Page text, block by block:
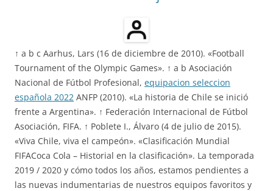
↑ a b c Aarhus, Lars (16 de diciembre de 2010). «Football
Tournament of the Olympic Games». ↑ a b Asociación
Nacional de Fútbol Profesional, equipacion seleccion
española 2022 ANFP (2010). «La historia de Chile se inició
frente a Argentina». ↑ Federación Internacional de Fútbol
Asociación, FIFA. ↑ Poblete I., Álvaro (4 de julio de 2015).
«Viva Chile, viva el campeón». «Clasificación Mundial
FIFACoca Cola – Historial en la clasificación». La temporada
2019 / 2020 y cómo todos los años, estamos pendientes a
las nuevas indumentarias de nuestros equipos favoritos y